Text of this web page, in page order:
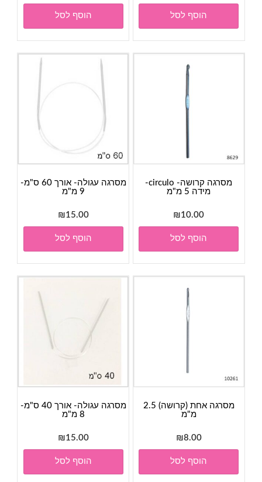
הוסף לסל הוסף לסל
מסרגה קרושה- circulo-
מידה 5 מ"מ
₪10.00
הוסף לסל
מסרגה עגולה- אורך 60 ס"מ-
9 מ"מ
₪15.00
הוסף לסל
מסרגה אחת (קרושה) 2.5
מ"מ
₪8.00
הוסף לסל
מסרגה עגולה- אורך 40 ס"מ-
8 מ"מ
₪15.00
הוסף לסל